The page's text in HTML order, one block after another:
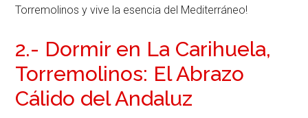
Torremolinos y vive la esencia del Mediterráneo!
2.- Dormir en La Carihuela,
Torremolinos: El Abrazo
Cálido del Andaluz